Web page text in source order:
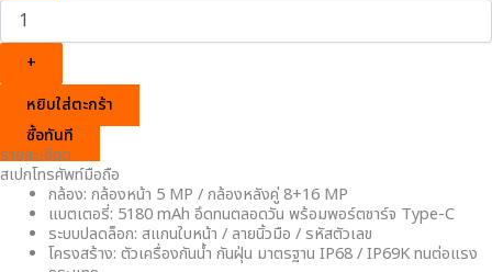
+
หยิบใส่ตะกร้า
ซื้อทันที
รายละเอียด
สเปกโทรศัพท์มือถือ
กล้อง: กล้องหน้า 5 MP / กล้องหลังคู่ 8+16 MP
แบตเตอรี่: 5180 mAh อึดทนตลอดวัน พร้อมพอร์ตชาร์จ Type-C
ระบบปลดล็อก: สแกนใบหน้า / ลายนิ้วมือ / รหัสตัวเลข
โครงสร้าง: ตัวเครื่องกันน้ำ กันฝุ่น มาตรฐาน IP68 / IP69K ทนต่อแรง